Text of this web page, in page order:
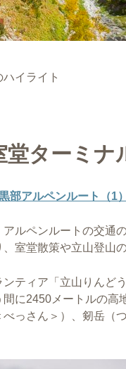
イライト
堂ターミナ
部アルペンルート（1）
ルペンルートの交通
室堂散策や立山登山の
ティア「立山りんど
に2450メートルの高
っさん＞）、剱岳（